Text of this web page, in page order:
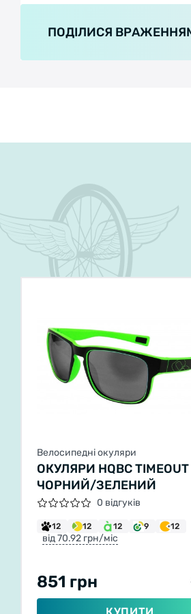
ПОДІЛИСЯ
Велосипедні окуляри
ОКУЛЯРИ HQBC TIMEOUT
ЧОРНИЙ/ЗЕЛЕНИЙ
0 відгуків
12 12 12 9 12
від 70.92 грн/міс
851 грн
КУПИТИ